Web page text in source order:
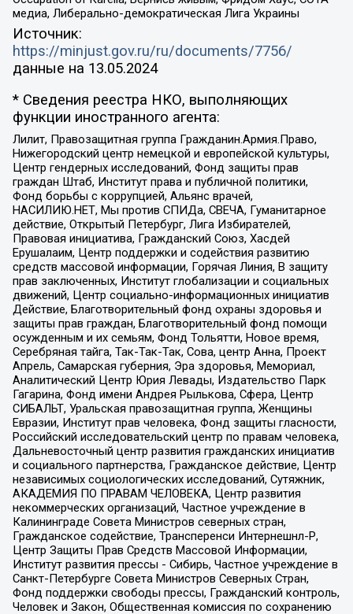
медиа, Либерально-демократическая Лига Украины
Источник:
https://minjust.gov.ru/ru/documents/7756/
данные на 13.05.2024
* Сведения реестра НКО, выполняющих
функции иностранного агента:
Лилит, Правозащитная группа Гражданин.Армия.Право,
Нижегородский центр немецкой и европейской культуры,
Центр гендерных исследований, Фонд защиты прав
граждан Штаб, Институт права и публичной политики,
Фонд борьбы с коррупцией, Альянс врачей,
НАСИЛИЮ.НЕТ, Мы против СПИДа, СВЕЧА, Гуманитарное
действие, Открытый Петербург, Лига Избирателей,
Правовая инициатива, Гражданский Союз, Хасдей
Ерушалаим, Центр поддержки и содействия развитию
средств массовой информации, Горячая Линия, В защиту
прав заключенных, Институт глобализации и социальных
движений, Центр социально-информационных инициатив
Действие, Благотворительный фонд охраны здоровья и
защиты прав граждан, Благотворительный фонд помощи
осужденным и их семьям, Фонд Тольятти, Новое время,
Серебряная тайга, Так-Так-Так, Сова, центр Анна, Проект
Апрель, Самарская губерния, Эра здоровья, Мемориал,
Аналитический Центр Юрия Левады, Издательство Парк
Гагарина, Фонд имени Андрея Рылькова, Сфера, Центр
СИБАЛЬТ, Уральская правозащитная группа, Женщины
Евразии, Институт прав человека, Фонд защиты гласности,
Российский исследовательский центр по правам человека,
Дальневосточный центр развития гражданских инициатив
и социального партнерства, Гражданское действие, Центр
независимых социологических исследований, Сутяжник,
АКАДЕМИЯ ПО ПРАВАМ ЧЕЛОВЕКА, Центр развития
некоммерческих организаций, Частное учреждение в
Калининграде Совета Министров северных стран,
Гражданское содействие, Трансперенси Интернешнл-Р,
Центр Защиты Прав Средств Массовой Информации,
Институт развития прессы - Сибирь, Частное учреждение в
Санкт-Петербурге Совета Министров Северных Стран,
Фонд поддержки свободы прессы, Гражданский контроль,
Человек и Закон, Общественная комиссия по сохранению